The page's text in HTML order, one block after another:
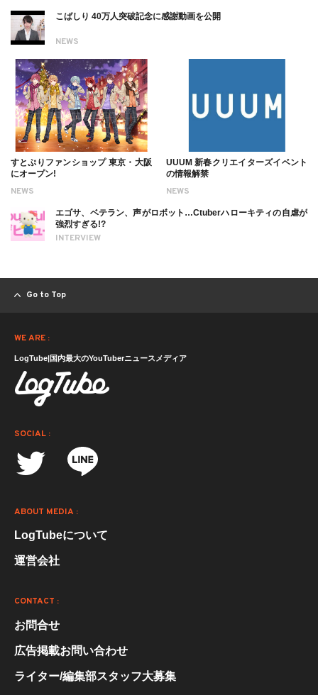
NEWS
こばしり 40万人突破記念に感謝動画を公開
NEWS
すとぷりファンショップ 東京・大阪
にオープン!
NEWS
UUUM 新春クリエイターズイベント
の情報解禁
INTERVIEW
エゴサ、ベテラン、声がロボット…Ctuberハローキティの自虐が
強烈すぎる!?
Go to Top
WE ARE :
LogTube|国内最大のYouTuberニュースメディア
SOCIAL :
ABOUT MEDIA :
LogTubeについて
運営会社
CONTACT :
お問合せ
広告掲載お問い合わせ
ライター/編集部スタッフ大募集